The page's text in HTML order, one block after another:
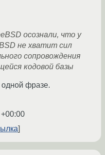
осознали, что у
не хватит сил
сопровождения
кодовой базы
одной фразе.